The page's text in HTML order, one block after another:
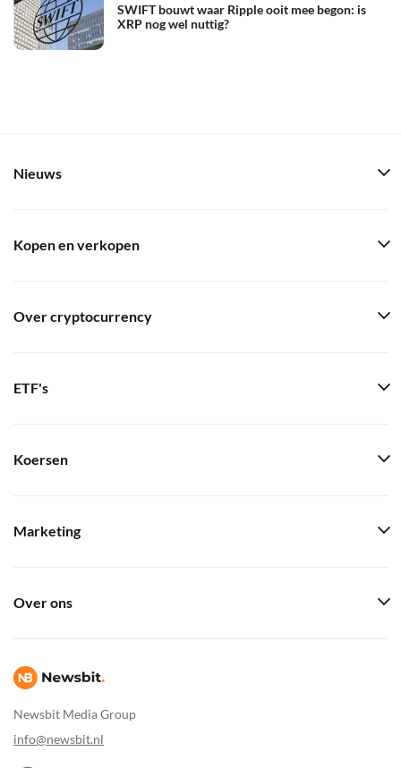
SWIFT bouwt waar Ripple ooit mee begon: is
XRP nog wel nuttig?
Newsbit Media Group
info@newsbit.nl
Nieuws
Kopen en verkopen
Over cryptocurrency
ETF's
Koersen
Marketing
Over ons